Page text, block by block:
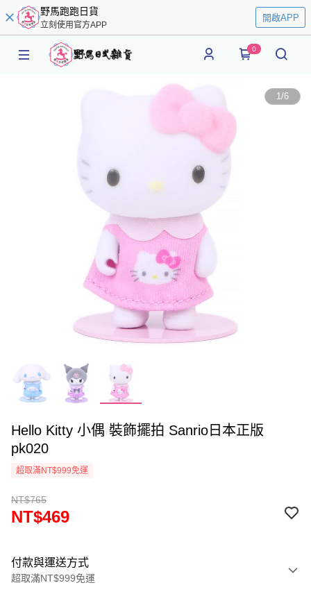
野馬跑跑日貨
立刻使用官方APP
開啟APP
0
1/6
Hello Kitty 小偶 裝飾擺拍 Sanrio日本正版
pk020
超取滿NT$999免運
NT$765
NT$469
付款與運送方式
超取滿NT$999免運